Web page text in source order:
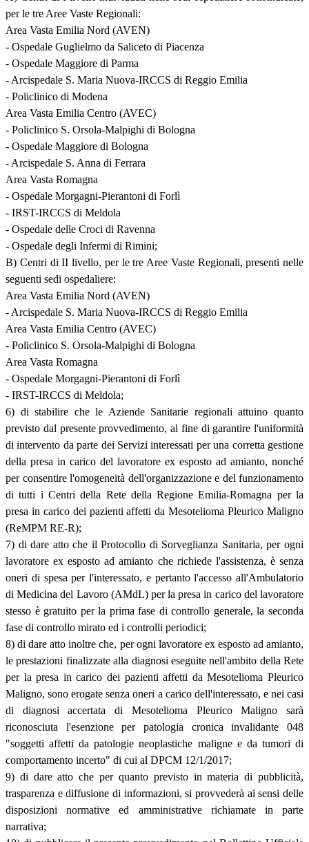
per le tre Aree Vaste Regionali:
Area Vasta Emilia Nord (AVEN)
- Ospedale Guglielmo da Saliceto di Piacenza
- Ospedale Maggiore di Parma
- Arcispedale S. Maria Nuova-IRCCS di Reggio Emilia
- Policlinico di Modena
Area Vasta Emilia Centro (AVEC)
- Policlinico S. Orsola-Malpighi di Bologna
- Ospedale Maggiore di Bologna
- Arcispedale S. Anna di Ferrara
Area Vasta Romagna
- Ospedale Morgagni-Pierantoni di Forlì
- IRST-IRCCS di Meldola
- Ospedale delle Croci di Ravenna
- Ospedale degli Infermi di Rimini;
B) Centri di II livello, per le tre Aree Vaste Regionali, presenti nelle
seguenti sedi ospedaliere:
Area Vasta Emilia Nord (AVEN)
- Arcispedale S. Maria Nuova-IRCCS di Reggio Emilia
Area Vasta Emilia Centro (AVEC)
- Policlinico S. Orsola-Malpighi di Bologna
Area Vasta Romagna
- Ospedale Morgagni-Pierantoni di Forlì
- IRST-IRCCS di Meldola;
6) di stabilire che le Aziende Sanitarie regionali attuino quanto
previsto dal presente provvedimento, al fine di garantire l'uniformità
di intervento da parte dei Servizi interessati per una corretta gestione
della presa in carico del lavoratore ex esposto ad amianto, nonché
per consentire l'omogeneità dell'organizzazione e del funzionamento
di tutti i Centri della Rete della Regione Emilia-Romagna per la
presa in carico dei pazienti affetti da Mesotelioma Pleurico Maligno
(ReMPM RE-R);
7) di dare atto che il Protocollo di Sorveglianza Sanitaria, per ogni
lavoratore ex esposto ad amianto che richiede l'assistenza, è senza
oneri di spesa per l'interessato, e pertanto l'accesso all'Ambulatorio
di Medicina del Lavoro (AMdL) per la presa in carico del lavoratore
stesso è gratuito per la prima fase di controllo generale, la seconda
fase di controllo mirato ed i controlli periodici;
8) di dare atto inoltre che, per ogni lavoratore ex esposto ad amianto,
le prestazioni finalizzate alla diagnosi eseguite nell'ambito della Rete
per la presa in carico dei pazienti affetti da Mesotelioma Pleurico
Maligno, sono erogate senza oneri a carico dell'interessato, e nei casi
di diagnosi accertata di Mesotelioma Pleurico Maligno sarà
riconosciuta l'esenzione per patologia cronica invalidante 048
"soggetti affetti da patologie neoplastiche maligne e da tumori di
comportamento incerto" di cui al DPCM 12/1/2017;
9) di dare atto che per quanto previsto in materia di pubblicità,
trasparenza e diffusione di informazioni, si provvederà ai sensi delle
disposizioni normative ed amministrative richiamate in parte
narrativa;